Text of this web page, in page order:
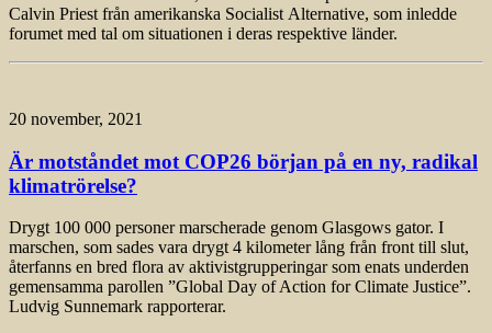
Calvin Priest från amerikanska Socialist Alternative, som inledde
forumet med tal om situationen i deras respektive länder.
20 november, 2021
Är motståndet mot COP26 början på en ny, radikal
klimatrörelse?
Drygt 100 000 personer marscherade genom Glasgows gator. I
marschen, som sades vara drygt 4 kilometer lång från front till slut,
återfanns en bred flora av aktivistgrupperingar som enats underden
gemensamma parollen ”Global Day of Action for Climate Justice”.
Ludvig Sunnemark rapporterar.